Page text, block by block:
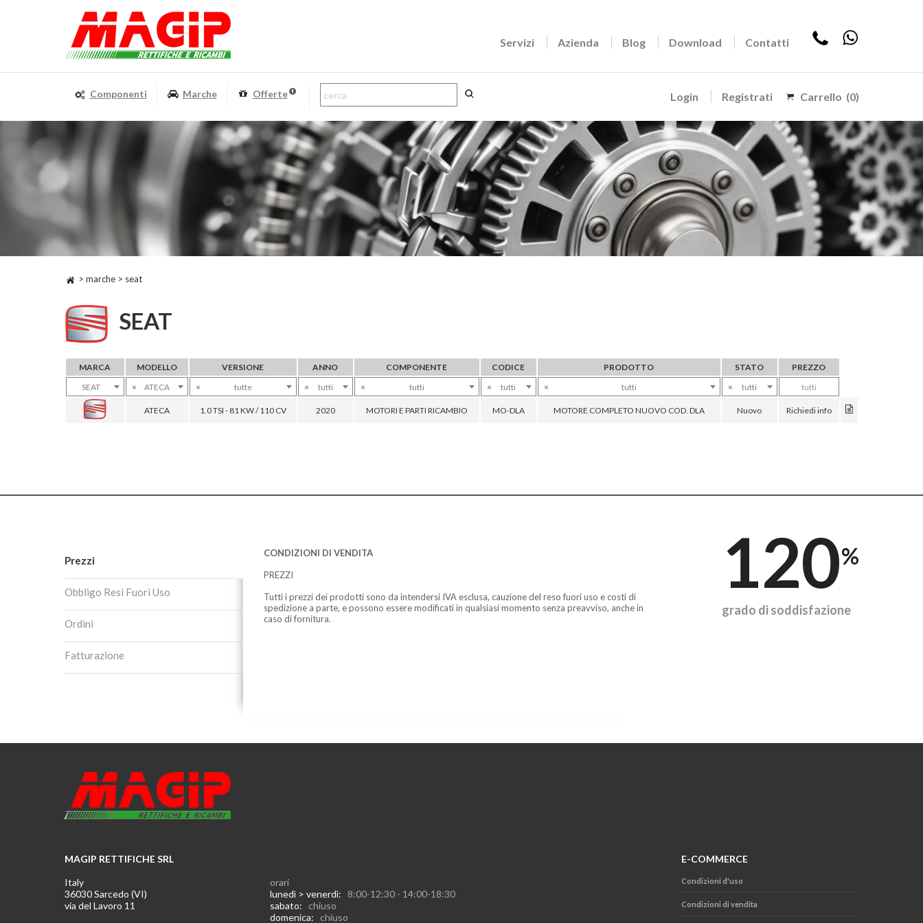
Servizi Azienda Blog Download Contatti
Login Registrati Carrello (0)
Componenti Marche Offerte
> marche > seat
SEAT
MARCA MODELLO VERSIONE ANNO COMPONENTE CODICE PRODOTTO STATO
PREZZO
SEAT
× ATECA × tutte × tutti × tutti × tutti × tutti × tutti tutti
ATECA 1.0 TSI - 81 KW / 110 CV 2020 MOTORI E PARTI RICAMBIO MO-DLA MOTORE COMPLETO NUOVO COD. DLA Nuovo Richiedi info
Prezzi
Obbligo Resi Fuori Uso
Ordini
Fatturazione
CONDIZIONI DI VENDITA
PREZZI
Tutti i prezzi dei prodotti sono da intendersi IVA esclusa, cauzione del reso fuori uso e costi di
spedizione a parte, e possono essere modificati in qualsiasi momento senza preavviso, anche in
caso di fornitura.
120%
grado di soddisfazione
MAGIP RETTIFICHE SRL
Italy
36030 Sarcedo (VI)
via del Lavoro 11
orari
lunedì > venerdì: 8:00-12:30 - 14:00-18:30
sabato: chiuso
domenica: chiuso
E-COMMERCE
Condizioni d'uso
Condizioni di vendita